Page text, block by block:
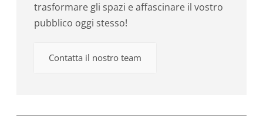
trasformare gli spazi e affascinare il vostro
pubblico oggi stesso!
Contatta il nostro team